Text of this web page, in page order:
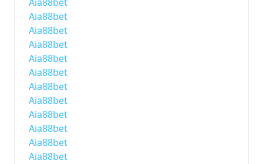
Aia88bet
Aia88bet
Aia88bet
Aia88bet
Aia88bet
Aia88bet
Aia88bet
Aia88bet
Aia88bet
Aia88bet
Aia88bet